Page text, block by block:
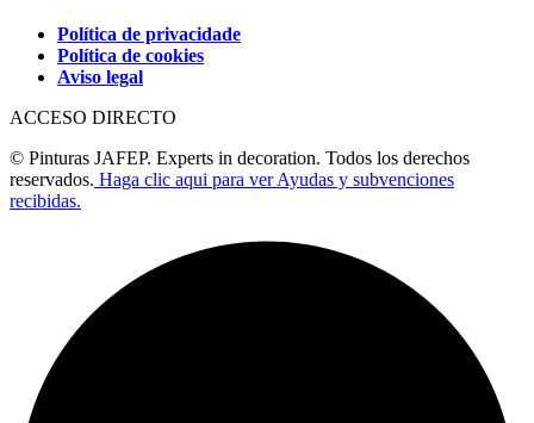
Política de privacidade
Política de cookies
Aviso legal
ACCESO DIRECTO
© Pinturas JAFEP. Experts in decoration. Todos los derechos
reservados. Haga clic aqui para ver Ayudas y subvenciones
recibidas.